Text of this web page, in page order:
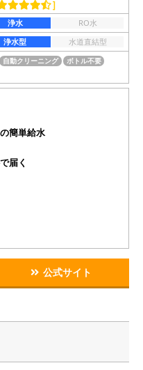
］
浄水
RO水
浄水型
水道直結型
自動クリーニング
ボトル不要
簡単給水
届く
公式サイト